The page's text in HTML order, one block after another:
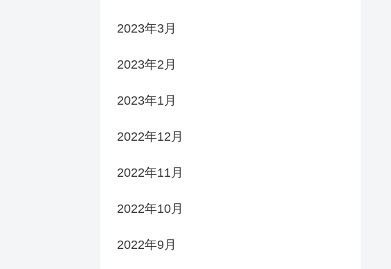
2023年3月
2023年2月
2023年1月
2022年12月
2022年11月
2022年10月
2022年9月